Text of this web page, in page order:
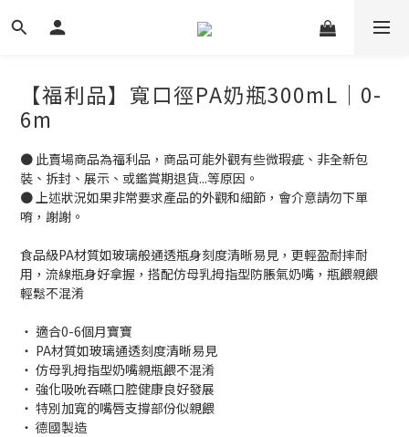
【福利品】寬口徑PA奶瓶300mL｜0-
6m
● 此賣場商品為福利品，商品可能外觀有些微瑕疵、非全新包
裝、拆封、展示、或鑑賞期退貨...等原因。
● 上述狀況如果非常要求產品的外觀和細節，會介意請勿下單
唷，謝謝。
食品級PA材質如玻璃般通透瓶身刻度清晰易見，更輕盈耐摔耐
用，流線瓶身好拿握，搭配仿母乳拇指型防脹氣奶嘴，瓶餵親餵
輕鬆不混淆
‧ 適合0-6個月寶寶
‧ PA材質如玻璃通透刻度清晰易見
‧ 仿母乳拇指型奶嘴親瓶餵不混淆
‧ 強化吸吮吞嚥口腔健康良好發展
‧ 特別加寬的嘴唇支撐部份似親餵
‧ 德國製造